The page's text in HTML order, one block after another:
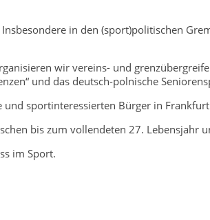
in den (sport)politischen
wir vereins- und
und das deutsch-polnische
sportinteressierten Bürger in Frankfurt
bis zum vollendeten 27. Lebensjahr
im Sport.